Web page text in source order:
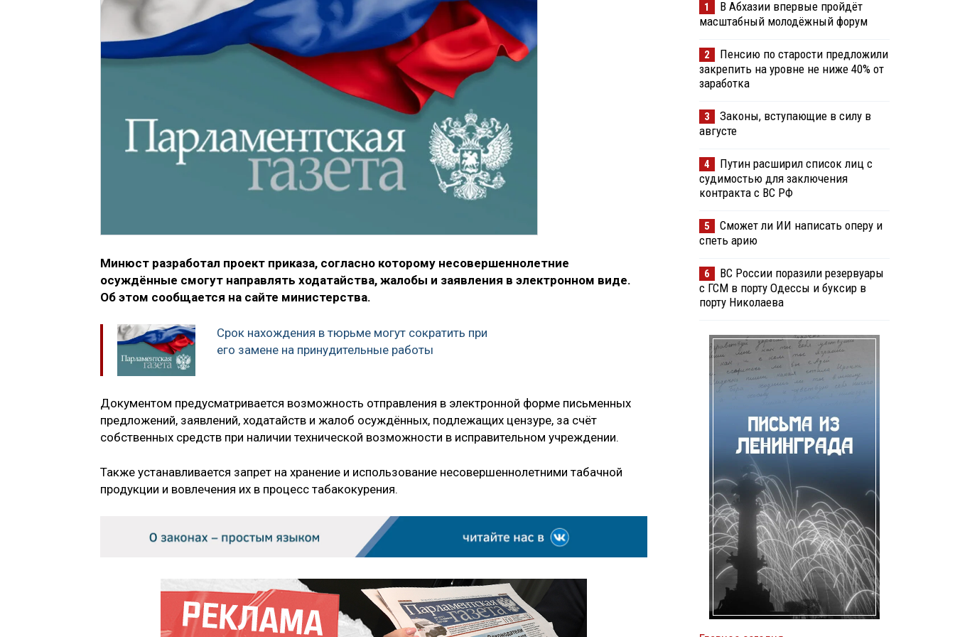
Минюст разработал проект приказа, согласно которому несовершеннолетние
осуждённые смогут направлять ходатайства, жалобы и заявления в электронном виде.
Об этом сообщается на сайте министерства.
Срок нахождения в тюрьме могут сократить при
его замене на принудительные работы
Документом предусматривается возможность отправления в электронной форме письменных
предложений, заявлений, ходатайств и жалоб осуждённых, подлежащих цензуре, за счёт
собственных средств при наличии технической возможности в исправительном учреждении.
Также устанавливается запрет на хранение и использование несовершеннолетними табачной
продукции и вовлечения их в процесс табакокурения.
1
В Абхазии впервые пройдёт
масштабный молодёжный форум
2
Пенсию по старости предложили
закрепить на уровне не ниже 40% от
заработка
3
Законы, вступающие в силу в
августе
4
Путин расширил список лиц с
судимостью для заключения
контракта с ВС РФ
5
Сможет ли ИИ написать оперу и
спеть арию
6
ВС России поразили резервуары
с ГСМ в порту Одессы и буксир в
порту Николаева